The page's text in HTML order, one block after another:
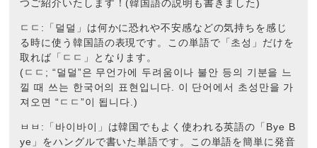
つご紹介いたします！(韓国語の説明も書きました)
ㄷㄷ:「덜덜」は何かに恐れや不安感などの気持ちを感じ
る時に使う韓国語の表現です。この単語で「초성」だけを
取れば「ㄷㄷ」となります。
(ㄷㄷ; “덜덜”은 무언가에 두려움이나 불안 등의 기분을 느
낄 때 쓰는 한국어의 표현입니다. 이 단어에서 초성만을 가
져오면 “ㄷㄷ”이 됩니다.)
ㅂㅂ:「바이바이」は韓国でもよく使われる英語の「Bye B
ye」をハングルで書いた単語です。この単語を簡単に発音